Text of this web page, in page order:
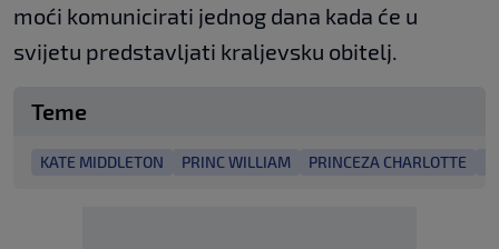
moći komunicirati jednog dana kada će u
svijetu predstavljati kraljevsku obitelj.
Teme
KATE MIDDLETON PRINC WILLIAM PRINCEZA CHARLOTTE